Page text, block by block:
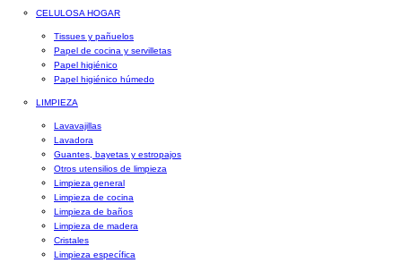
CELULOSA HOGAR
Tissues y pañuelos
Papel de cocina y servilletas
Papel higiénico
Papel higiénico húmedo
LIMPIEZA
Lavavajillas
Lavadora
Guantes, bayetas y estropajos
Otros utensilios de limpieza
Limpieza general
Limpieza de cocina
Limpieza de baños
Limpieza de madera
Cristales
Limpieza específica